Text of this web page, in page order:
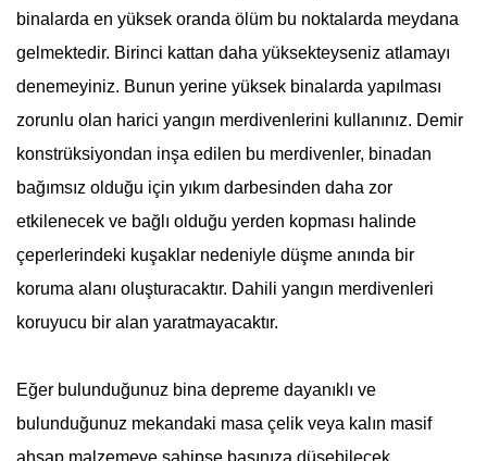
binalarda en yüksek oranda ölüm bu noktalarda meydana
gelmektedir. Birinci kattan daha yüksekteyseniz atlamayı
denemeyiniz. Bunun yerine yüksek binalarda yapılması
zorunlu olan harici yangın merdivenlerini kullanınız. Demir
konstrüksiyondan inşa edilen bu merdivenler, binadan
bağımsız olduğu için yıkım darbesinden daha zor
etkilenecek ve bağlı olduğu yerden kopması halinde
çeperlerindeki kuşaklar nedeniyle düşme anında bir
koruma alanı oluşturacaktır. Dahili yangın merdivenleri
koruyucu bir alan yaratmayacaktır.
Eğer bulunduğunuz bina depreme dayanıklı ve
bulunduğunuz mekandaki masa çelik veya kalın masif
ahşap malzemeye sahipse başınıza düşebilecek